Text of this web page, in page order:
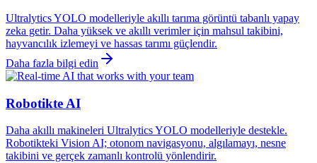
Ultralytics YOLO modelleriyle akıllı tarıma görüntü tabanlı yapay
zeka getir. Daha yüksek ve akıllı verimler için mahsul takibini,
hayvancılık izlemeyi ve hassas tarımı güçlendir.
Daha fazla bilgi edin
Robotikte AI
Daha akıllı makineleri Ultralytics YOLO modelleriyle destekle.
Robotikteki Vision AI; otonom navigasyonu, algılamayı, nesne
takibini ve gerçek zamanlı kontrolü yönlendirir.